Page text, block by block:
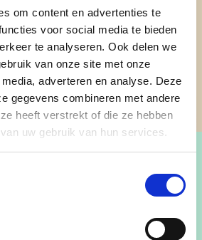
om content en advertenties te
voor social media te bieden
te analyseren. Ook delen we
van onze site met onze
adverteren en analyse. Deze
gegevens combineren met andere
heeft verstrekt of die ze hebben
uw gebruik van hun services.